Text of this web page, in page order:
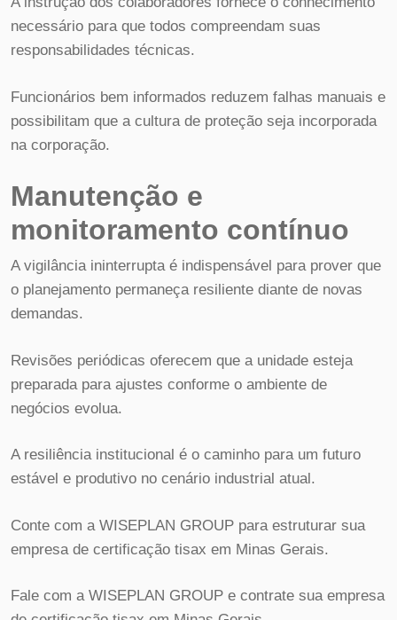
necessário para que todos compreendam suas
responsabilidades técnicas.
Funcionários bem informados reduzem falhas manuais e
possibilitam que a cultura de proteção seja incorporada
na corporação.
Manutenção e
monitoramento contínuo
A vigilância ininterrupta é indispensável para prover que
o planejamento permaneça resiliente diante de novas
demandas.
Revisões periódicas oferecem que a unidade esteja
preparada para ajustes conforme o ambiente de
negócios evolua.
A resiliência institucional é o caminho para um futuro
estável e produtivo no cenário industrial atual.
Conte com a WISEPLAN GROUP para estruturar sua
empresa de certificação tisax em Minas Gerais.
Fale com a WISEPLAN GROUP e contrate sua empresa